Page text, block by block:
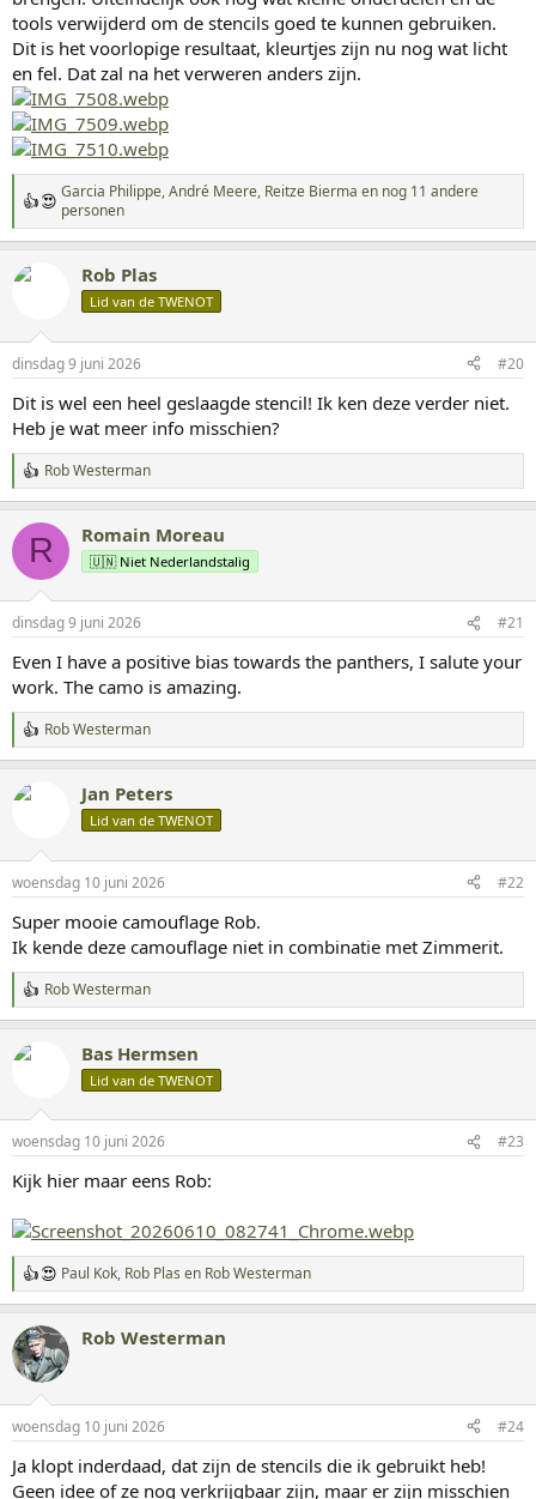
tools verwijderd om de stencils goed te kunnen gebruiken.
Dit is het voorlopige resultaat, kleurtjes zijn nu nog wat licht
en fel. Dat zal na het verweren anders zijn.
W
a
a
r
d
i
n
g
e
n
:
Garcia Philippe,André Meere, Reitze Bierma en nog 11 andere
personen
Rob Plas
Lid van de TWENOT
dinsdag 9 juni 2026 #20
Dit is wel een heel geslaagde stencil! Ik ken deze verder niet.
Heb je wat meer info misschien?
W
a
r
e
i
n
e
n
:
Rob Westerman
R Romain Moreau
🇺🇳 Niet Nederlandstalig
dinsdag 9 juni 2026 #21
Even I have a positive bias towards the panthers, I salute your
work. The camo is amazing.
W
a
r
n
e
n
:
Rob Westerman
Jan Peters
Lid van de TWENOT
woensdag 10 juni 2026 #22
Super mooie camouflage Rob.
Ik kende deze camouflage niet in combinatie met Zimmerit.
W
a
r
n
e
:
Rob Westerman
Bas Hermsen
Lid van de TWENOT
woensdag 10 juni 2026 #23
Kijk hier maar eens Rob:
W
a
r
d
e
n
e
n
Paul Kok, Rob Plas en Rob Westerman
Rob Westerman
woensdag 10 juni 2026 #24
Ja klopt inderdaad, dat zijn de stencils die ik gebruikt heb!
Geen idee of ze nog verkrijgbaar zijn, maar er zijn misschien